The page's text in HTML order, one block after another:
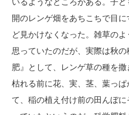
いるようなところがある。子
開のレンゲ畑をあちこちで目
ど見かけなくなった。雑草の
思っていたのだが、実際は秋
肥』として、レンゲ草の種を
枯れる前に花、実、茎、葉っ
て、稲の植え付け前の田んぼ